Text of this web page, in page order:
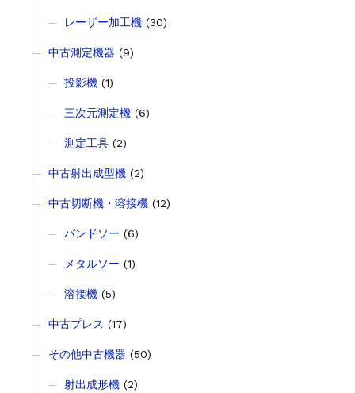
レーザー加工機(30)
中古測定機器 (9)
投影機(1)
三次元測定機(6)
測定工具(2)
中古射出成型機(2)
中古切断機・溶接機(12)
バンドソー (6)
メタルソー (1)
溶接機(5)
中古プレス (17)
その他中古機器 (50)
射出成形機(2)